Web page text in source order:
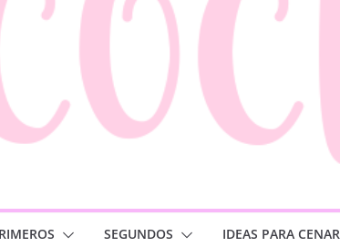
SEGUNDOS IDEAS PARA CENAR